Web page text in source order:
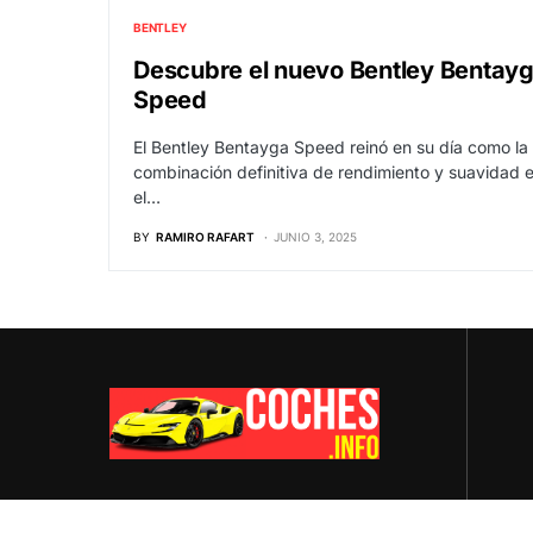
BENTLEY
Descubre el nuevo Bentley
Speed
El Bentley Bentayga Speed ​​reinó en su día como la
combinación definitiva de rendimiento y suavidad
el…
BY RAMIRO RAFART JUNIO 3, 2025